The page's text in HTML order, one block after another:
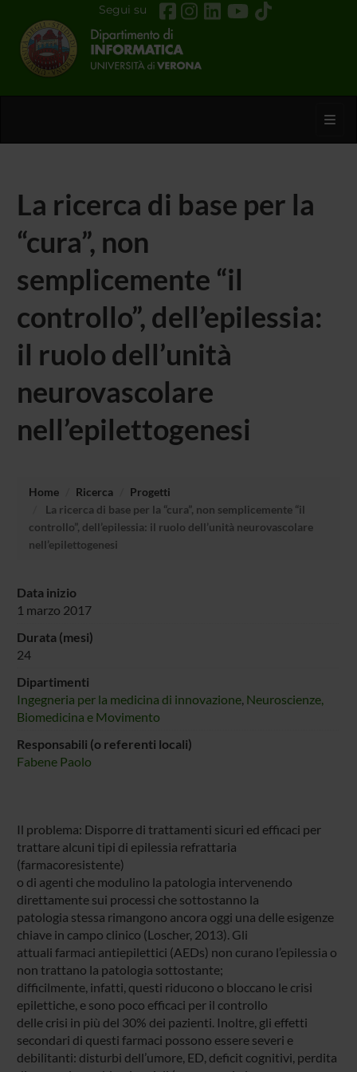
Segui su
La ricerca di base per la
“cura”, non
semplicemente “il
controllo”, dell’epilessia:
il ruolo dell’unità
neurovascolare
nell’epilettogenesi
Home Ricerca
Progetti
La ricerca di base per la “cura”, non semplicemente “il
controllo”, dell’epilessia: il ruolo dell’unità neurovascolare
nell’epilettogenesi
Data inizio
1 marzo 2017
Durata (mesi)
24
Dipartimenti
Ingegneria per la medicina di innovazione, Neuroscienze,
Biomedicina e Movimento
Responsabili (o referenti locali)
Fabene Paolo
Il problema: Disporre di trattamenti sicuri ed efficaci per
trattare alcuni tipi di epilessia refrattaria
(farmacoresistente)
o di agenti che modulino la patologia intervenendo
direttamente sui processi che sottostanno la
patologia stessa rimangono ancora oggi una delle esigenze
chiave in campo clinico (Loscher, 2013). Gli
attuali farmaci antiepilettici (AEDs) non curano l’epilessia o
non trattano la patologia sottostante;
difficilmente, infatti, questi riducono o bloccano le crisi
epilettiche, e sono poco efficaci per il controllo
delle crisi in più del 30% dei pazienti. Inoltre, gli effetti
secondari di questi farmaci possono essere severi e
debilitanti: disturbi dell’umore, ED, deficit cognitivi, perdita